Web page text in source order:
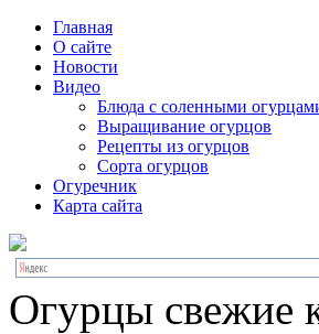
Главная
О сайте
Новости
Видео
Блюда с соленными
Выращивание огурцов
Рецепты из огурцов
Сорта огурцов
Огуречник
Карта сайта
Огурцы свежие